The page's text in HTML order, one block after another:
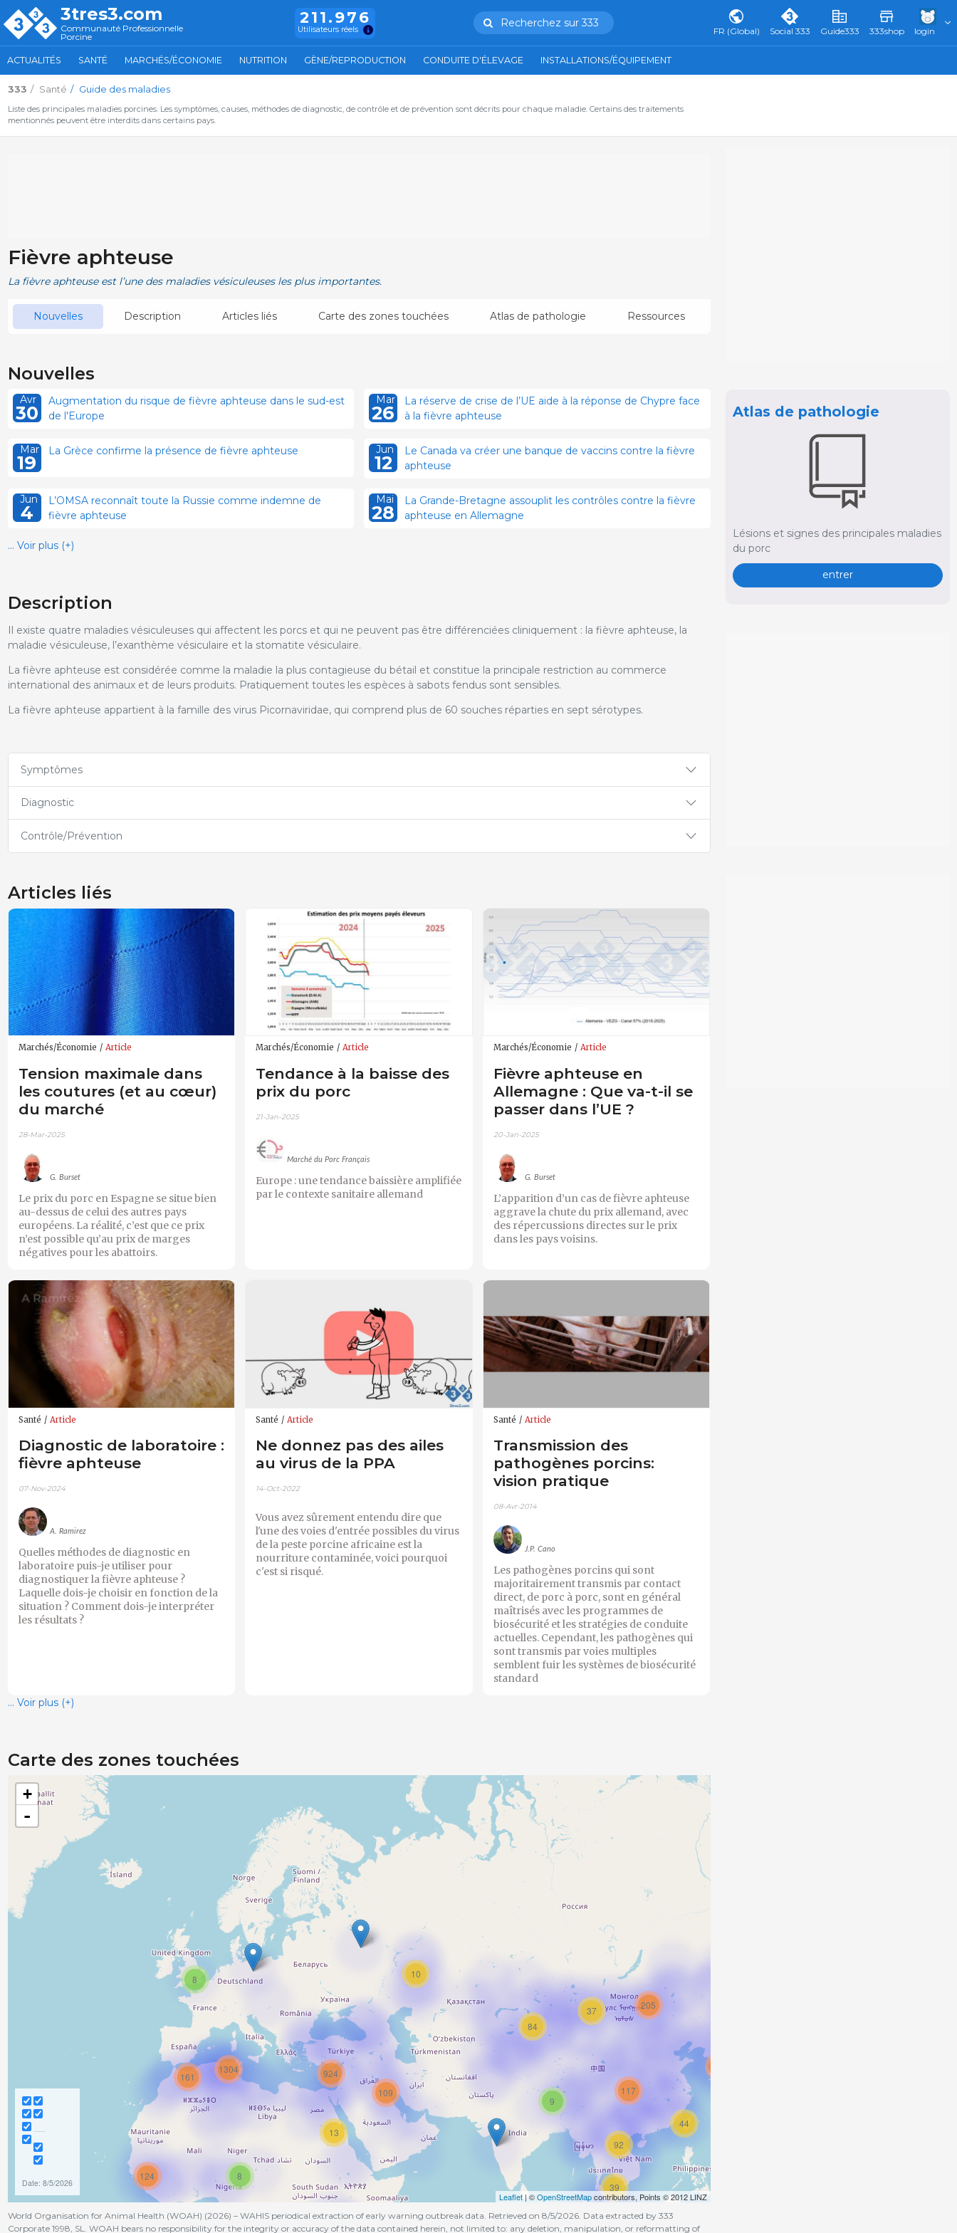
3tres3.com
Communauté Professionnelle
Porcine
211.976
Utilisateurs réels
Recherchez sur 333
FR (Global) Social 333 Guide333 333shop login
ACTUALITÉS SANTÉ MARCHÉS/ÉCONOMIE NUTRITION GÈNE/REPRODUCTION CONDUITE D'ÉLEVAGE INSTALLATIONS/ÉQUIPEMENT
333 Santé Guide des maladies
Liste des principales maladies porcines. Les symptômes, causes, méthodes de diagnostic, de contrôle et de prévention sont décrits pour chaque maladie. Certains des traitements
mentionnés peuvent être interdits dans certains pays.
Fièvre aphteuse
La fièvre aphteuse est l’une des maladies vésiculeuses les plus importantes.
Nouvelles Description Articles liés Carte des zones touchées Atlas de pathologie Ressources
Nouvelles
30
Avr
Augmentation du risque de fièvre aphteuse dans le sud-est
de l'Europe
26
Mar
La réserve de crise de l’UE aide à la réponse de Chypre face
à la fièvre aphteuse
19
Mar La Grèce confirme la présence de fièvre aphteuse
12
Jun
Le Canada va créer une banque de vaccins contre la fièvre
aphteuse
4
Jun
L’OMSA reconnaît toute la Russie comme indemne de
fièvre aphteuse
28
Mai
La Grande-Bretagne assouplit les contrôles contre la fièvre
aphteuse en Allemagne
... Voir plus (+)
Description
Il existe quatre maladies vésiculeuses qui affectent les porcs et qui ne peuvent pas être différenciées cliniquement : la fièvre aphteuse, la
maladie vésiculeuse, l’exanthème vésiculaire et la stomatite vésiculaire.
La fièvre aphteuse est considérée comme la maladie la plus contagieuse du bétail et constitue la principale restriction au commerce
international des animaux et de leurs produits. Pratiquement toutes les espèces à sabots fendus sont sensibles.
La fièvre aphteuse appartient à la famille des virus Picornaviridae, qui comprend plus de 60 souches réparties en sept sérotypes.
Symptômes
Diagnostic
Contrôle/Prévention
Articles liés
Marchés/Économie Article
Tension maximale dans
les coutures (et au cœur)
du marché
28-Mar-2025
G. Burset
Le prix du porc en Espagne se situe bien
au-dessus de celui des autres pays
européens. La réalité, c’est que ce prix
n’est possible qu’au prix de marges
négatives pour les abattoirs.
Marchés/Économie Article
Tendance à la baisse des
prix du porc
21-Jan-2025
Marché du Porc Français
Europe : une tendance baissière amplifiée
par le contexte sanitaire allemand
Marchés/Économie Article
Fièvre aphteuse en
Allemagne : Que va-t-il se
passer dans l’UE ?
20-Jan-2025
G. Burset
L’apparition d’un cas de fièvre aphteuse
aggrave la chute du prix allemand, avec
des répercussions directes sur le prix
dans les pays voisins.
Santé Article
Diagnostic de laboratoire :
fièvre aphteuse
07-Nov-2024
A. Ramirez
Quelles méthodes de diagnostic en
laboratoire puis-je utiliser pour
diagnostiquer la fièvre aphteuse ?
Laquelle dois-je choisir en fonction de la
situation ? Comment dois-je interpréter
les résultats ?
Santé Article
Ne donnez pas des ailes
au virus de la PPA
14-Oct-2022
Vous avez sûrement entendu dire que
l'une des voies d'entrée possibles du virus
de la peste porcine africaine est la
nourriture contaminée, voici pourquoi
c'est si risqué.
Santé Article
Transmission des
pathogènes porcins:
vision pratique
08-Avr-2014
J.P. Cano
Les pathogènes porcins qui sont
majoritairement transmis par contact
direct, de porc à porc, sont en général
maîtrisés avec les programmes de
biosécurité et les stratégies de conduite
actuelles. Cependant, les pathogènes qui
sont transmis par voies multiples
semblent fuir les systèmes de biosécurité
standard
... Voir plus (+)
Carte des zones touchées
39
8
13
109
37
9
92
205
44
117
10
84
124 8
161
1304 924
+
-
Date: 8/5/2026
Leaflet| ©OpenStreetMapcontributors, Points © 2012 LINZ
World Organisation for Animal Health (WOAH) (2026) – WAHIS periodical extraction of early warning outbreak data. Retrieved on 8/5/2026. Data extracted by 333
Corporate 1998, SL. WOAH bears no responsibility for the integrity or accuracy of the data contained herein, not limited to: any deletion, manipulation, or reformatting of
Atlas de pathologie
Lésions et signes des principales maladies
du porc
entrer